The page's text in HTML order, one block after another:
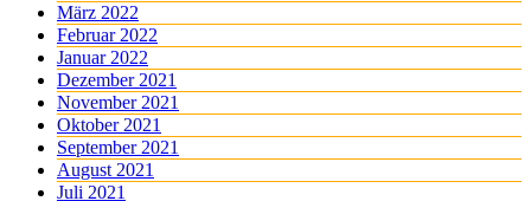
März 2022
Februar 2022
Januar 2022
Dezember 2021
November 2021
Oktober 2021
September 2021
August 2021
Juli 2021